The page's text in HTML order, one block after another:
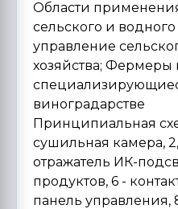
Области
сельского и водного
управление
хозяйства; Фермеры
виноградарстве
Принципиальная
сушильная камера,
отражатель ИК-
продуктов, 6 -
панель